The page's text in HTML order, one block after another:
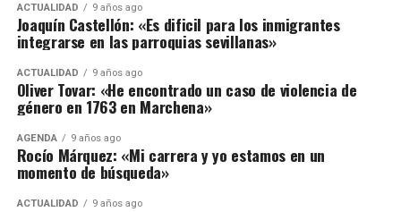
ACTUALIDAD 9 años ago
Joaquín Castellón: «Es dificil para los inmigrantes
integrarse en las parroquias sevillanas»
ACTUALIDAD 9 años ago
Oliver Tovar: «He encontrado un caso de violencia de
género en 1763 en Marchena»
AGENDA 9 años ago
Rocío Márquez: «Mi carrera y yo estamos en un
momento de búsqueda»
ACTUALIDAD 9 años ago